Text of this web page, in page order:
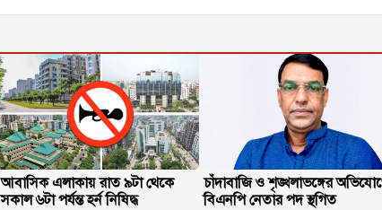
আবাসিক এলাকায় রাত ৯টা থেকে
সকাল ৬টা পর্যন্ত হর্ন নিষিদ্ধ
চাঁদাবাজি ও শৃঙ্খলাভঙ্গের
বিএনপি নেতার পদ স্থগিত